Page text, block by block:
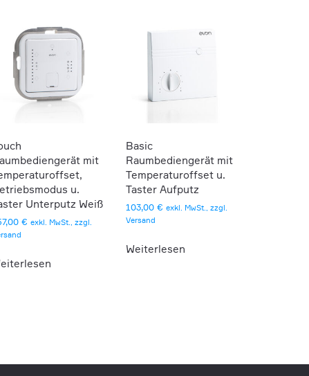
mit
u.
Unterputz Weiß
€ exkl. MwSt., zzgl.
Basic
Raumbediengerät mit
Temperaturoffset u.
Taster Aufputz
103,00 € exkl. MwSt., zzgl.
Versand
Weiterlesen